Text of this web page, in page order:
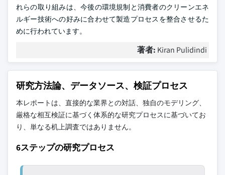
れらの取り組みは、今後の環境規制と消費者のクリーンエネ
ルギー技術への好みに合わせて製造プロセスを整合させるた
めに行われています。
著者: Kiran Pulidindi
研究方法論、データソース、検証プロセス
本レポートは、直接的な業界との対話、独自のモデリング、
厳格な相互検証に基づく体系的な研究プロセスに基づいてお
り、単なる机上調査ではありません。
6ステップの研究プロセス